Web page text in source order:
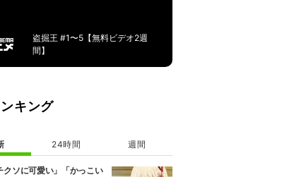
盗掘王 #1〜5【無料ビデオ2週
間】
キング
24時間 週間
クソに可愛い」「かっこい